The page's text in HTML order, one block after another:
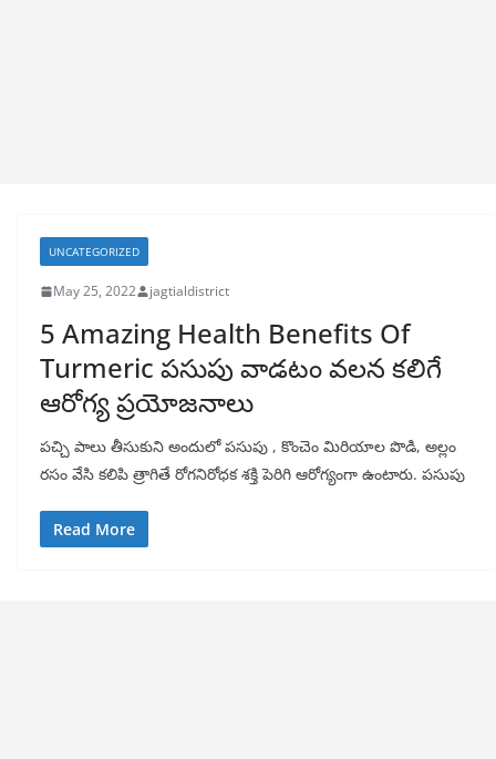
UNCATEGORIZED
May 25, 2022 jagtialdistrict
5 Amazing Health Benefits Of
Turmeric పసుపు వాడటం వలన కలిగే
ఆరోగ్య ప్రయోజనాలు
పచ్చి పాలు తీసుకుని అందులో పసుపు , కొంచెం మిరియాల పొడి, అల్లం
రసం వేసి కలిపి త్రాగితే రోగనిరోధక శక్తి పెరిగి ఆరోగ్యంగా ఉంటారు. పసుపు
Read More